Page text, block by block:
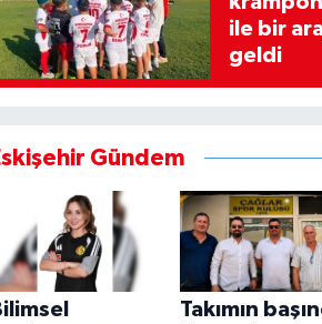
ile bir
geldi
Gündem
Takımın